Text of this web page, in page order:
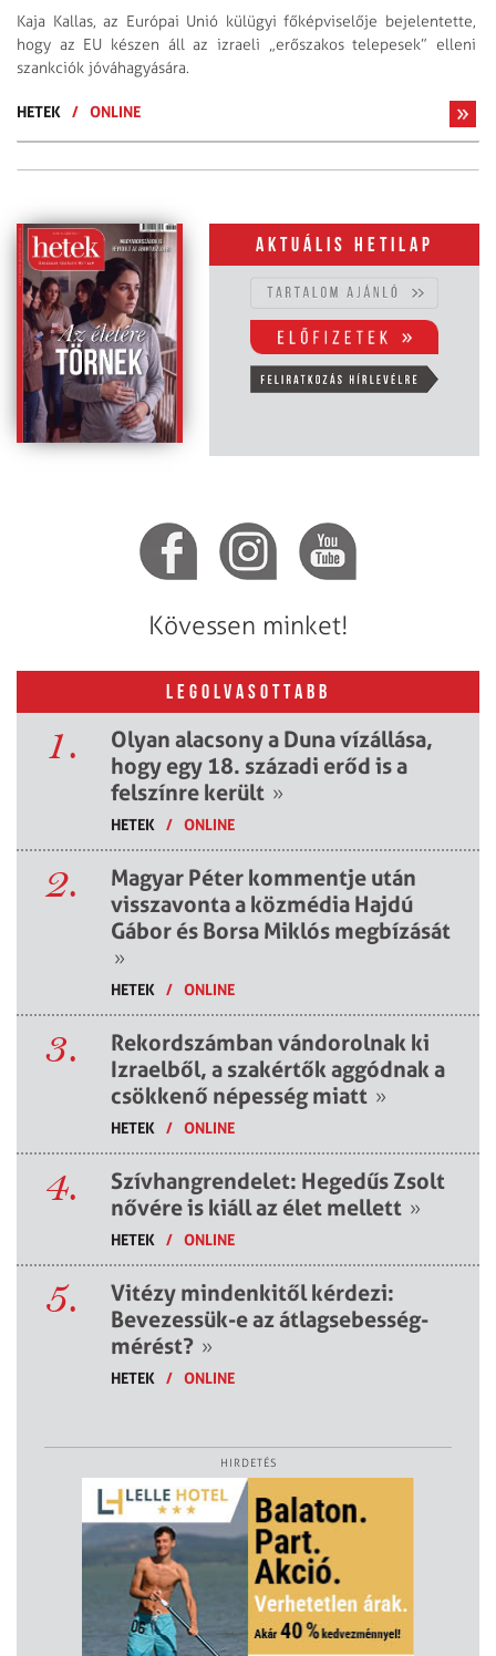
Kaja Kallas, az Európai Unió külügyi főképviselője bejelentette,
hogy az EU készen áll az izraeli „erőszakos telepesek” elleni
szankciók jóváhagyására.
HETEK / ONLINE
Aktuális hetilap
Kövessen minket!
LEGOLVASOTTABB
1.
Olyan alacsony a Duna vízállása,
hogy egy 18. századi erőd is a
felszínre került »
HETEK / ONLINE
2.
Magyar Péter kommentje után
visszavonta a közmédia Hajdú
Gábor és Borsa Miklós megbízását
»
HETEK / ONLINE
3.
Rekordszámban vándorolnak ki
Izraelből, a szakértők aggódnak a
csökkenő népesség miatt »
HETEK / ONLINE
4.
Szívhangrendelet: Hegedűs Zsolt
nővére is kiáll az élet mellett »
HETEK / ONLINE
5.
Vitézy mindenkitől kérdezi:
Bevezessük-e az átlagsebesség-
mérést? »
HETEK / ONLINE
HIRDETÉS